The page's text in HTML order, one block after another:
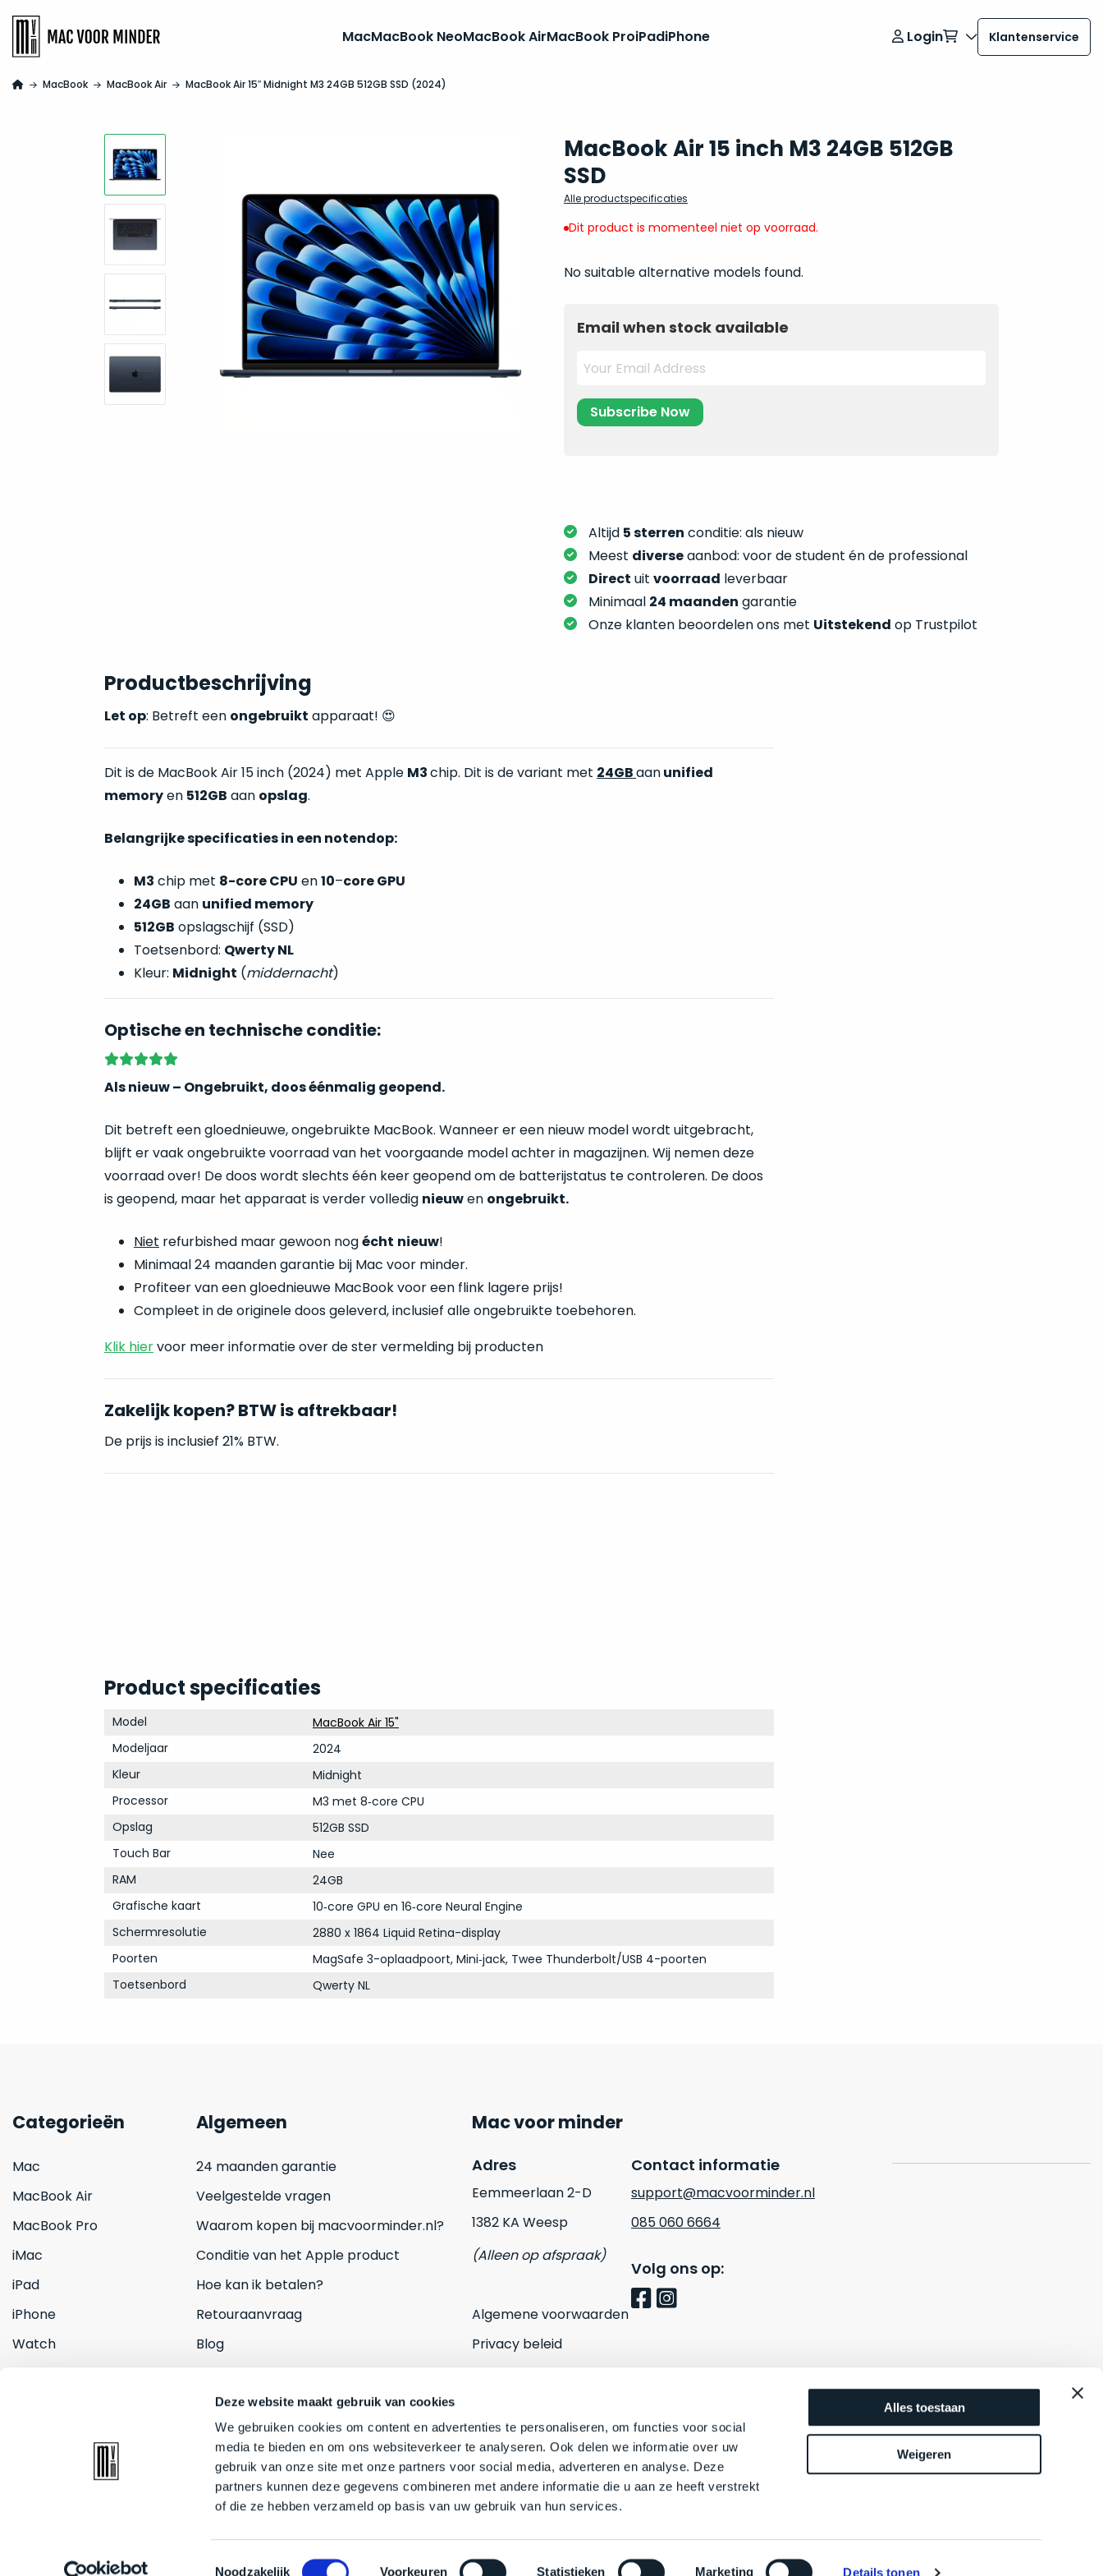
Deze website maakt gebruik van cookies
We gebruiken cookies om content en advertenties te personaliseren, om functies voor social
media te bieden en om ons websiteverkeer te analyseren. Ook delen we informatie over uw
gebruik van onze site met onze partners voor social media, adverteren en analyse. Deze
partners kunnen deze gegevens combineren met andere informatie die u aan ze heeft verstrekt
of die ze hebben verzameld op basis van uw gebruik van hun services.
Toestemmingsselectie
Noodzakelijk Voorkeuren Statistieken Marketing Details tonen
Alles toestaan
Weigeren
MacMacBook NeoMacBook AirMacBook ProiPadiPhone Login Klantenservice
MacBook MacBook Air MacBook Air 15″ Midnight M3 24GB 512GB SSD (2024)
MacBook Air 15 inch M3 24GB 512GB
SSD
Alle productspecificaties
Dit product is momenteel niet op voorraad.
No suitable alternative models found.
Email when stock available
Altijd 5 sterren conditie: als nieuw
Meest diverseaanbod: voor de student én de professional
Direct uit voorraad leverbaar
Minimaal 24 maanden garantie
Onze klanten beoordelen ons met Uitstekend op Trustpilot
Productbeschrijving
Let op: Betreft een ongebruikt apparaat! 😍
Dit is de MacBook Air 15 inch (2024) met Apple M3chip. Dit is de variant met 24GBaanunified
memoryen 512GB aan opslag.
Belangrijke specificaties in een notendop:
M3 chip met 8-core CPU en10–core GPU
24GB aan unified memory
512GB opslagschijf (SSD)
Toetsenbord: Qwerty NL
Kleur: Midnight (middernacht)
Optische en technische conditie:
Als nieuw – Ongebruikt, doos éénmalig geopend.
Dit betreft een gloednieuwe, ongebruikte MacBook. Wanneer er een nieuw model wordt uitgebracht,
blijft er vaak ongebruikte voorraad van het voorgaande model achter in magazijnen. Wij nemen deze
voorraad over! De doos wordt slechts één keer geopend om de batterijstatus te controleren. De doos
is geopend, maar het apparaat is verder volledig nieuwen ongebruikt.
Niet refurbished maar gewoon nogécht nieuw!
Minimaal 24 maanden garantie bij Mac voor minder.
Profiteer van een gloednieuwe MacBook voor een flink lagere prijs!
Compleet in de originele doos geleverd, inclusief alle ongebruikte toebehoren.
Klik hiervoor meer informatie over de ster vermelding bij producten
Zakelijk kopen? BTW is aftrekbaar!
De prijs is inclusief 21% BTW.
Product specificaties
Model
MacBook Air 15"
Modeljaar
2024
Kleur
Midnight
Processor
M3 met 8‑core CPU
Opslag
512GB SSD
Touch Bar
Nee
RAM
24GB
Grafische kaart
10‑core GPU en 16‑core Neural Engine
Schermresolutie
2880 x 1864 Liquid Retina-display
Poorten
MagSafe 3-oplaadpoort, Mini‑jack, Twee Thunderbolt/USB 4-poorten
Toetsenbord
Qwerty NL
Categorieën
Mac
MacBook Air
MacBook Pro
iMac
iPad
iPhone
Watch
Algemeen
24 maanden garantie
Veelgestelde vragen
Waarom kopen bij macvoorminder.nl?
Conditie van het Apple product
Hoe kan ik betalen?
Retouraanvraag
Blog
Mac voor minder
Adres
Eemmeerlaan 2-D
1382 KA Weesp
(Alleen op afspraak)
Algemene voorwaarden
Privacy beleid
Contact informatie
support@macvoorminder.nl
085 060 6664
Volg ons op: